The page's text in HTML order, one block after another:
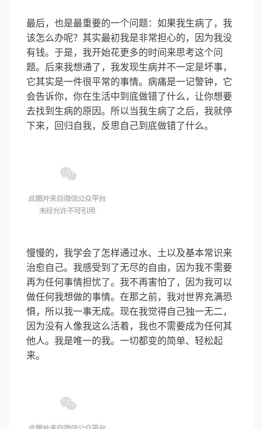
最后，也是最重要的一个问题：如果我生病了，我
该怎么办呢？其实最初我是非常担心的，因为我没
有钱。于是，我开始花更多的时间来思考这个问
题。后来我想通了，我发现生病并不一定是坏事，
它其实是一件很平常的事情。病痛是一记警钟，它
会告诉你，你在生活中到底做错了什么，让你想要
去找到生病的原因。所以当我生病了之后，我就停
下来，回归自我，反思自己到底做错了什么。
慢慢的，我学会了怎样通过水、土以及基本常识来
治愈自己。我感受到了无尽的自由，因为我不需要
再为任何事情担忧了。我不再害怕了，因为我可以
做任何我想做的事情。在那之前，我对世界充满恐
惧，所以我一事无成。现在我觉得自己独一无二，
因为没有人像我这么活着，我也不需要成为任何其
他人。我是唯一的我。一切都变的简单、轻松起
来。